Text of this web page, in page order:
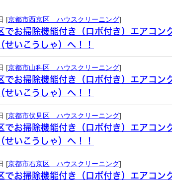
[京都市西京区 ハウスクリーニング]
でお掃除機能付き（ロボ付き）エアコン
せいこうしゃ）へ！！
[京都市山科区 ハウスクリーニング]
でお掃除機能付き（ロボ付き）エアコン
せいこうしゃ）へ！！
[京都市伏見区 ハウスクリーニング]
でお掃除機能付き（ロボ付き）エアコン
せいこうしゃ）へ！！
[京都市右京区 ハウスクリーニング]
でお掃除機能付き（ロボ付き）エアコン